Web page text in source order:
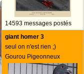
14593 messages postés
giant homer 3
seul on n'est rien ;)
Gourou Pigeonneux